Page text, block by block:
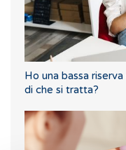
Ho una bassa
di che si tratta?